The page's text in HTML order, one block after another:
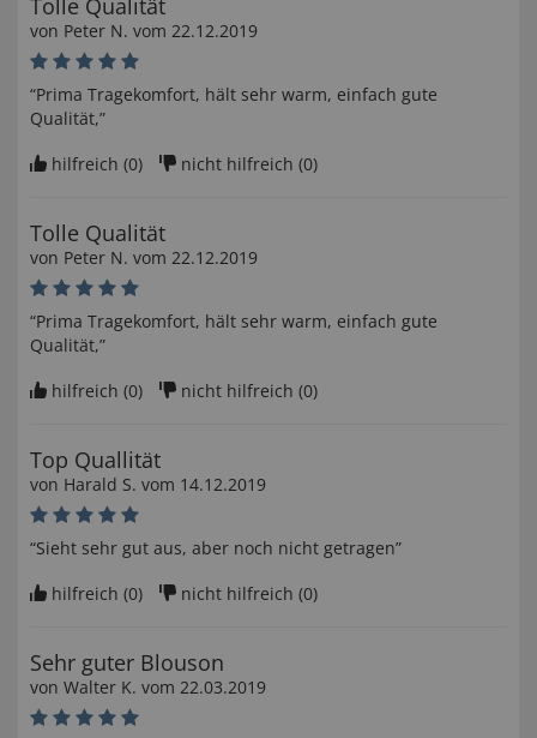
Tolle Qualität
von Peter N. vom 22.12.2019
“Prima Tragekomfort, hält sehr warm, einfach gute
Qualität,”
hilfreich (0) nicht hilfreich (0)
Tolle Qualität
von Peter N. vom 22.12.2019
“Prima Tragekomfort, hält sehr warm, einfach gute
Qualität,”
hilfreich (0) nicht hilfreich (0)
Top Quallität
von Harald S. vom 14.12.2019
“Sieht sehr gut aus, aber noch nicht getragen”
hilfreich (0) nicht hilfreich (0)
Sehr guter Blouson
von Walter K. vom 22.03.2019